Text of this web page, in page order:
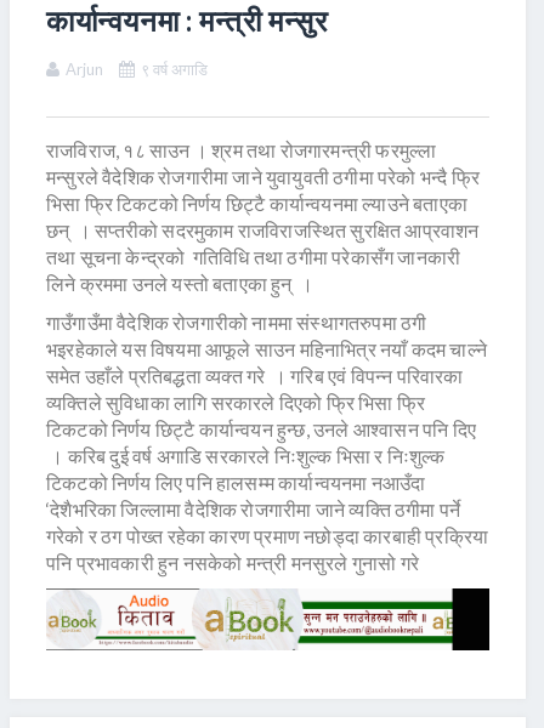
कार्यान्वयनमा : मन्त्री मन्सुर
Arjun ९ वर्ष अगाडि
राजविराज, १८ साउन । श्रम तथा रोजगारमन्त्री फरमुल्ला
मन्सुरले वैदेशिक रोजगारीमा जाने युवायुवती ठगीमा परेको भन्दै फ्रि
भिसा फ्रि टिकटको निर्णय छिट्टै कार्यान्वयनमा ल्याउने बताएका
छन् । सप्तरीको सदरमुकाम राजविराजस्थित सुरक्षित आप्रवाशन
तथा सूचना केन्द्रको गतिविधि तथा ठगीमा परेकासँग जानकारी
लिने क्रममा उनले यस्तो बताएका हुन् ।
गाउँगाउँमा वैदेशिक रोजगारीको नाममा संस्थागतरुपमा ठगी
भइरहेकाले यस विषयमा आफूले साउन महिनाभित्र नयाँ कदम चाल्ने
समेत उहाँले प्रतिबद्धता व्यक्त गरे । गरिब एवं विपन्न परिवारका
व्यक्तिले सुविधाका लागि सरकारले दिएको फ्रि भिसा फ्रि
टिकटको निर्णय छिट्टै कार्यान्वयन हुन्छ, उनले आश्वासन पनि दिए
। करिब दुई वर्ष अगाडि सरकारले निःशुल्क भिसा र निःशुल्क
टिकटको निर्णय लिए पनि हालसम्म कार्यान्वयनमा नआउँदा
‘देशैभरिका जिल्लामा वैदेशिक रोजगारीमा जाने व्यक्ति ठगीमा पर्ने
गरेको र ठग पोख्त रहेका कारण प्रमाण नछोड्दा कारबाही प्रक्रिया
पनि प्रभावकारी हुन नसकेको मन्त्री मनसुरले गुनासो गरे